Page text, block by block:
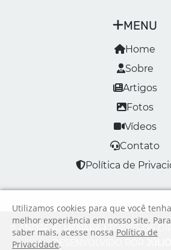
MENU
Home
Sobre
Artigos
Fotos
Vídeos
Contato
Política de
© ANDRÉ ALMENARA | TODOS OS
DESENVOLVIDO POR
Utilizamos cookies para que você
melhor experiência em nosso site. Para
saber mais, acesse nossa Política de
Privacidade.